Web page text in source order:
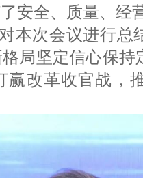
安全、质量、经
本次会议进行总
局坚定信心保
赢改革收官战，